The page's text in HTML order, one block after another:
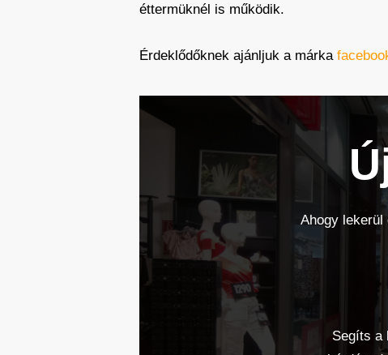
éttermüknél is működik.
Érdeklődőknek ajánljuk a márka
Ahogy
Segíts a